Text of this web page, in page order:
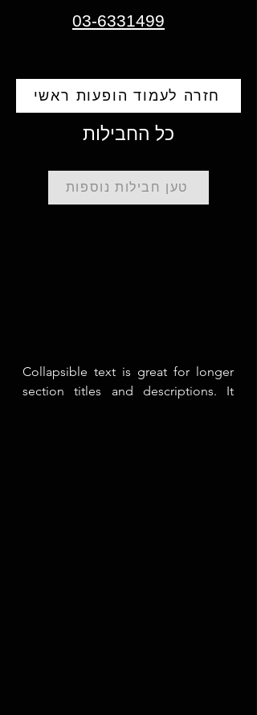
03-6331499
חזרה לעמוד הופעות ראשי
כל החבילות
טען חבילות נוספות